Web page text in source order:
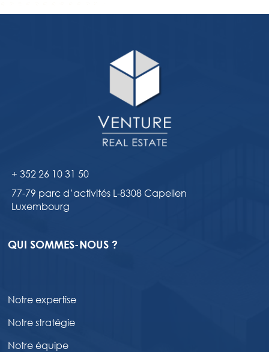
+ 352 26 10 31 50
77-79 parc d’activités L-8308 Capellen
Luxembourg
QUI SOMMES-NOUS ?
Notre expertise
Notre stratégie
Notre équipe